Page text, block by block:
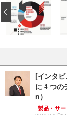
‹
[インタ
に 4 つの
n）
製品・サ